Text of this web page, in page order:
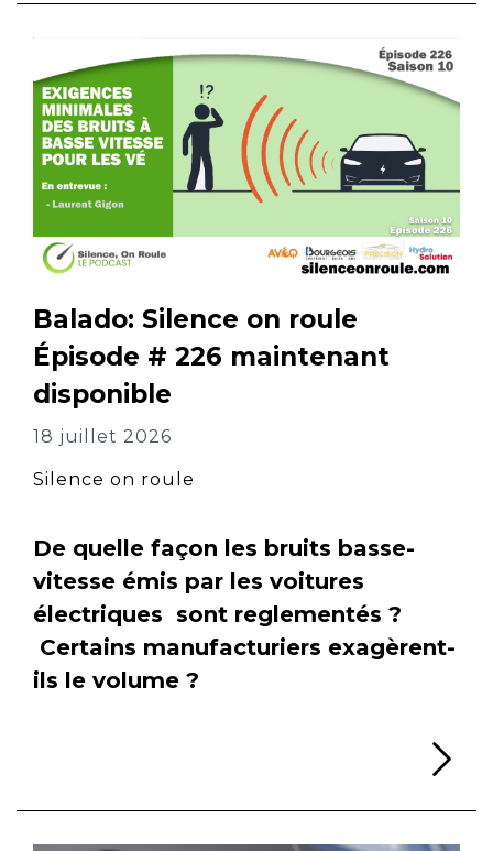
Balado: Silence on roule
Épisode # 226 maintenant
disponible
18 juillet 2026
Silence on roule
De quelle façon les bruits basse-
vitesse émis par les voitures
électriques sont reglementés ?
Certains manufacturiers exagèrent-
ils le volume ?